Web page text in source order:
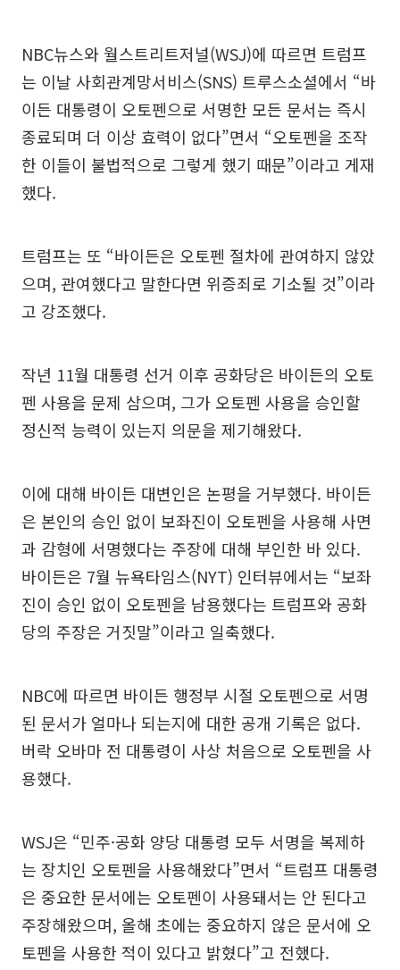
NBC뉴스와 월스트리트저널(WSJ)에 따르면 트럼프
는 이날 사회관계망서비스(SNS) 트루스소셜에서 “바
이든 대통령이 오토펜으로 서명한 모든 문서는 즉시
종료되며 더 이상 효력이 없다”면서 “오토펜을 조작
한 이들이 불법적으로 그렇게 했기 때문”이라고 게재
했다.
트럼프는 또 “바이든은 오토펜 절차에 관여하지 않았
으며, 관여했다고 말한다면 위증죄로 기소될 것”이라
고 강조했다.
작년 11월 대통령 선거 이후 공화당은 바이든의 오토
펜 사용을 문제 삼으며, 그가 오토펜 사용을 승인할
정신적 능력이 있는지 의문을 제기해왔다.
이에 대해 바이든 대변인은 논평을 거부했다. 바이든
은 본인의 승인 없이 보좌진이 오토펜을 사용해 사면
과 감형에 서명했다는 주장에 대해 부인한 바 있다.
바이든은 7월 뉴욕타임스(NYT) 인터뷰에서는 “보좌
진이 승인 없이 오토펜을 남용했다는 트럼프와 공화
당의 주장은 거짓말”이라고 일축했다.
NBC에 따르면 바이든 행정부 시절 오토펜으로 서명
된 문서가 얼마나 되는지에 대한 공개 기록은 없다.
버락 오바마 전 대통령이 사상 처음으로 오토펜을 사
용했다.
WSJ은 “민주·공화 양당 대통령 모두 서명을 복제하
는 장치인 오토펜을 사용해왔다”면서 “트럼프 대통령
은 중요한 문서에는 오토펜이 사용돼서는 안 된다고
주장해왔으며, 올해 초에는 중요하지 않은 문서에 오
토펜을 사용한 적이 있다고 밝혔다”고 전했다.